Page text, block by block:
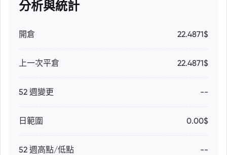
分析與統計
開倉 22.4871$
上一次平倉 22.4871$
52 週變更 --
日範圍 0.00$
52 週高點/低點 --